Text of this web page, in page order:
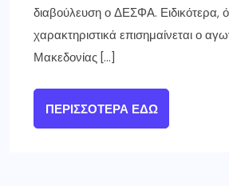
διαβούλευση ο ΔΕΣΦΑ. Ειδικότερα,
χαρακτηριστικά επισημαίνεται ο
Μακεδονίας […]
ΠΕΡΙΣΣΌΤΕΡΑ ΕΔΏ